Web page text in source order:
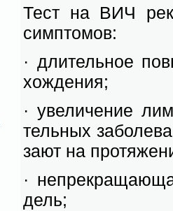
Тест на ВИЧ
симп­то­мов:
· дли­тель­ное
хож­де­ния;
· уве­ли­че­ние
тель­ных
за­ют на
·
дель;